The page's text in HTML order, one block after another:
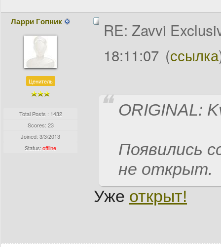
Ларри Гопник
Ценитель
Total Posts : 1432
Scores: 23
Joined: 3/3/2013
Status:offline
RE: Zavvi
18:11:07 (ссылка
ORIGINAL:
Появились
не открыт.
Уже открыт!